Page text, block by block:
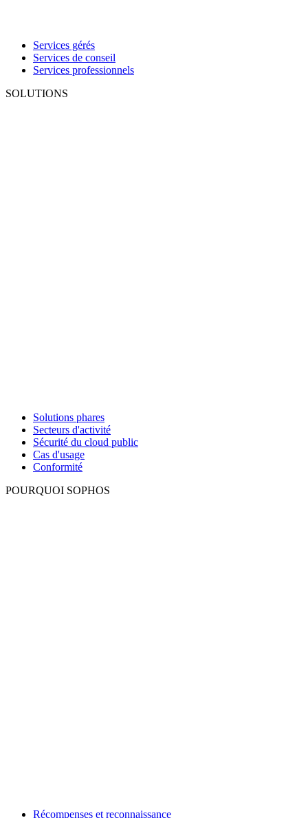
Services gérés
Services de conseil
Services professionnels
SOLUTIONS
Solutions phares
Secteurs d'activité
Sécurité du cloud public
Cas d'usage
Conformité
POURQUOI SOPHOS
Récompenses et reconnaissance